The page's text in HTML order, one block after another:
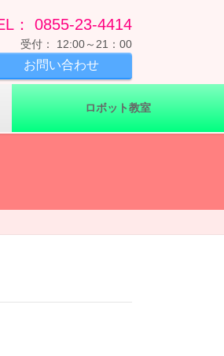
： 0855-23-4414
受付： 12:00～21：00
お問い合わせ
ロボット教室